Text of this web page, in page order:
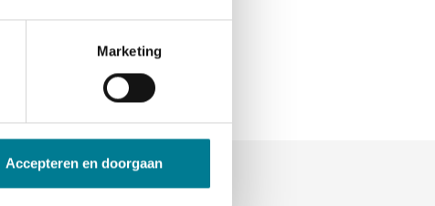
Marketing
Accepteren en doorgaan